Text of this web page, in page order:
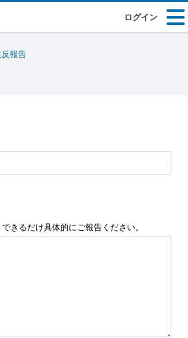
ログイン
報告
きるだけ具体的にご報告ください。